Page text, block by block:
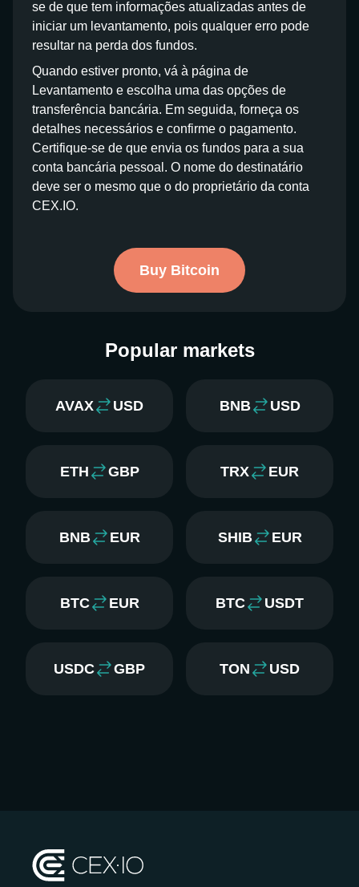
se de que tem informações atualizadas antes de
iniciar um levantamento, pois qualquer erro pode
resultar na perda dos fundos.
Quando estiver pronto, vá à página de
Levantamento e escolha uma das opções de
transferência bancária. Em seguida, forneça os
detalhes necessários e confirme o pagamento.
Certifique-se de que envia os fundos para a sua
conta bancária pessoal. O nome do destinatário
deve ser o mesmo que o do proprietário da conta
CEX.IO.
Buy Bitcoin
Popular markets
AVAX USD BNB USD
ETH GBP TRX EUR
BNB EUR SHIB EUR
BTC EUR BTC USDT
USDC GBP TON USD